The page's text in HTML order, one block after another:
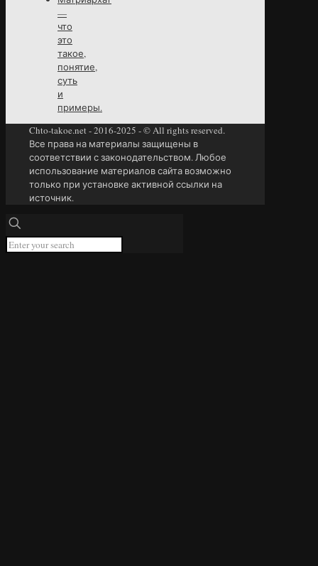
—
что
это
такое,
понятие,
суть
и
примеры.
Chto-takoe.net - 2016-2025 - © All rights reserved.
Все права на материалы защищены в
соответствии с законодательством. Любое
использование материалов сайта возможно
только при установке активной ссылки на
источник.